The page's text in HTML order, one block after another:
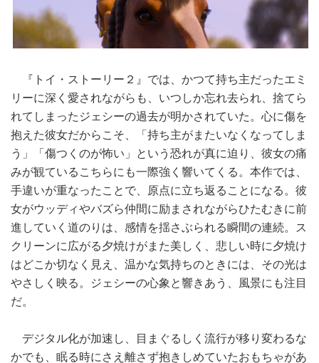
『トイ・ストーリー２』では、かつて持ち主だったエミ
リーに深く愛されながらも、いつしか忘れ去られ、捨てら
れてしまったジェシーの過去が明かされていた。心に傷を
抱えた彼女だからこそ、「持ち主がまたいなくなってしま
う」「傷つくのが怖い」という恐れが真に迫り、彼女の痛
みが観ているこちらにも一際強く響いてくる。本作では、
手違いが重なったことで、原点に立ち返ることになる。彼
女がウッディやバズら仲間に励まされながらひたむきに前
進していく道のりは、感情を揺さぶられる瞬間の連続。ス
クリーンに広がる夕焼けがまた美しく、悲しい時に夕焼け
はどこか切なく見え、温かな気持ちのときには、その光は
やさしく映る。ジェシーの心象と響きあう、風景にも注目
だ。
デジタル化が加速し、目まぐるしく流行が移り変わるな
かでも、眠る時にさえ離さず抱きしめていたおもちゃがあ